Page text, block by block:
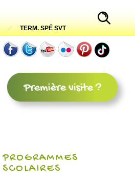
TERM. SPÉ SVT
PROGRAMMES
SCOLAIRES